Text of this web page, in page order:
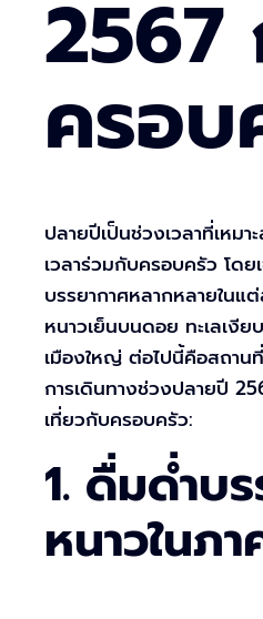
2567
ครอบ
ปลายปีเป็นช่วงเวลาที่เหม
เวลาร่วมกับครอบครัว โดย
บรรยากาศหลากหลายในแ
หนาวเย็นบนดอย ทะเลเงี
เมืองใหญ่ ต่อไปนี้คือสถาน
การเดินทางช่วงปลายปี
เที่ยวกับครอบครัว:
1. ดื่มด่ำบ
หนาวในภ